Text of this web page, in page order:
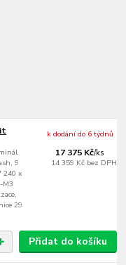
9
240 x
M3
29
17 375 Kč/ks
14 359 Kč bez DPH
k dodání do 6 týdnů
Přidat do košíku